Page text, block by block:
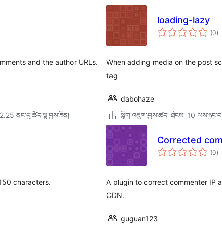
and the author URLs.
ནང་དུ་ཚོད་ལྟ་བྱས་ཟིན།
loading-lazy
(0)
When adding media on the post
tag
dabohaze
སྒྲིག་འཇུག་བྱས་ཚད། ཐེངས་ 10
characters.
Corrected
(0)
A plugin to correct commenter IP
CDN.
guguan123